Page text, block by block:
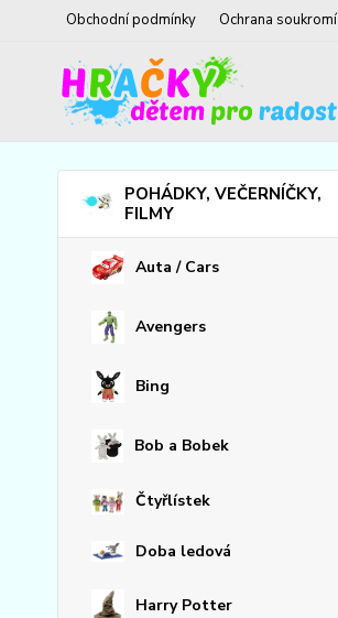
Obchodní podmínky Ochrana soukromí
POHÁDKY, VEČERNÍČKY,
FILMY
Auta / Cars
Avengers
Bing
Bob a Bobek
Čtyřlístek
Doba ledová
Harry Potter